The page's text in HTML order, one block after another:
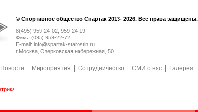
© Спортивное общество Спартак 2013- 2026. Все права защищены.
8(495) 959-24-02, 959-24-19
Факс: (095) 959-22-72
E-mail: info@spartak-starostin.ru
г.Москва, Озерковская набережная, 50
Новости Мероприятия Сотрудничество СМИ о нас Галерея